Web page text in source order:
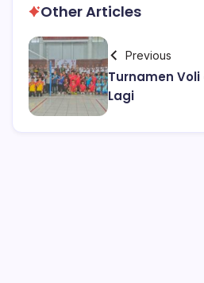
Other Articles
Previous
Turnamen
Lagi